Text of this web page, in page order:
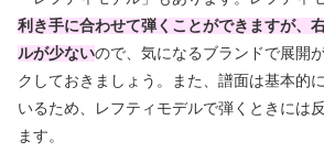
利き手に合わせて弾くことができますが、
ルが少ないので、気になるブランドで展開
クしておきましょう。また、譜面は基本的
いるため、レフティモデルで弾くときには
ます。